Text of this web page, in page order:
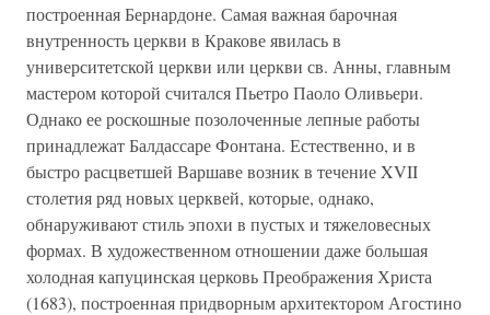
построенная Бернардоне. Самая важная барочная
внутренность церкви в Кракове явилась в
университетской церкви или церкви св. Анны, главным
мастером которой считался Пьетро Паоло Оливьери.
Однако ее роскошные позолоченные лепные работы
принадлежат Балдассаре Фонтана. Естественно, и в
быстро расцветшей Варшаве возник в течение XVII
столетия ряд новых церквей, которые, однако,
обнаруживают стиль эпохи в пустых и тяжеловесных
формах. В художественном отношении даже большая
холодная капуцинская церковь Преображения Христа
(1683), построенная придворным архитектором Агостино